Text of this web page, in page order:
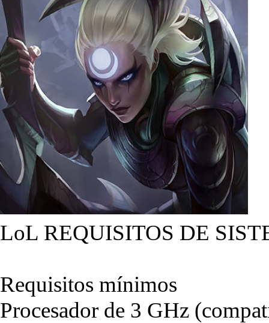
LoL REQUISITOS DE
Requisitos mínimos
Procesador de 3 GHz